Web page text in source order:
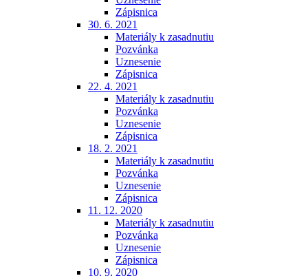
Zápisnica
30. 6. 2021
Materiály k zasadnutiu
Pozvánka
Uznesenie
Zápisnica
22. 4. 2021
Materiály k zasadnutiu
Pozvánka
Uznesenie
Zápisnica
18. 2. 2021
Materiály k zasadnutiu
Pozvánka
Uznesenie
Zápisnica
11. 12. 2020
Materiály k zasadnutiu
Pozvánka
Uznesenie
Zápisnica
10. 9. 2020